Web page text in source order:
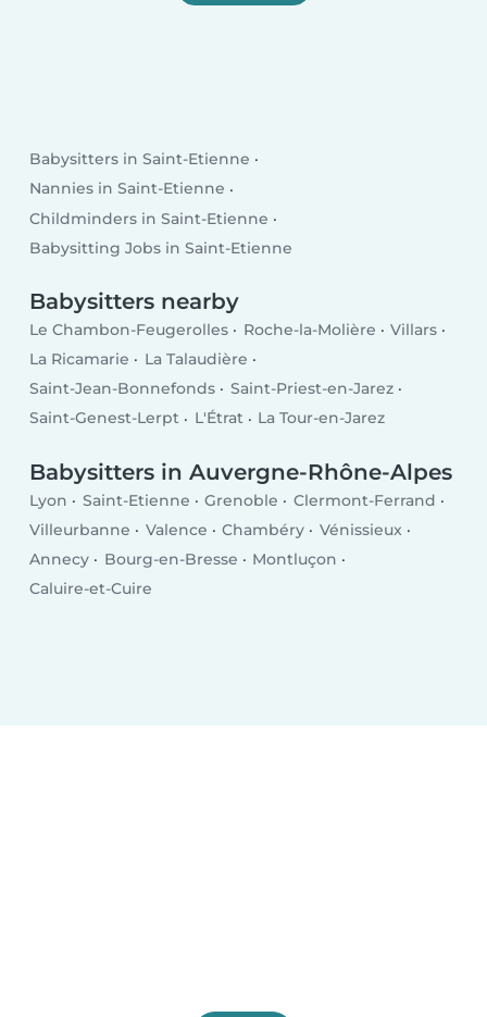
Babysitters in Saint-Etienne
Nannies in Saint-Etienne
Childminders in Saint-Etienne
Babysitting Jobs in Saint-Etienne
Babysitters nearby
Le Chambon-Feugerolles Roche-la-Molière
Villars
La Ricamarie
La Talaudière
Saint-Jean-Bonnefonds
Saint-Priest-en-Jarez
Saint-Genest-Lerpt
L'Étrat La Tour-en-Jarez
Babysitters in Auvergne-Rhône-Alpes
Lyon Saint-Etienne Grenoble
Clermont-Ferrand
Villeurbanne
Valence Chambéry
Vénissieux
Annecy
Bourg-en-Bresse
Montluçon
Caluire-et-Cuire